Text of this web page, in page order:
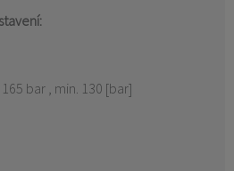
bar , min. 130 [bar]